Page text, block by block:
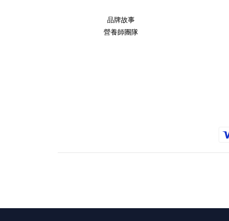
品牌故事
營養師團隊